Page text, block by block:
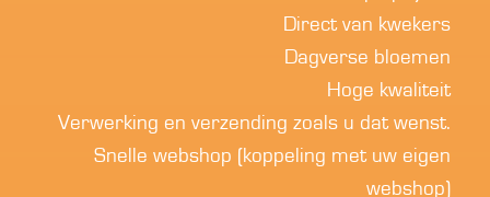
Direct van kwekers
Dagverse bloemen
Hoge kwaliteit
Verwerking en verzending zoals u dat wenst.
Snelle webshop (koppeling met uw eigen
webshop)